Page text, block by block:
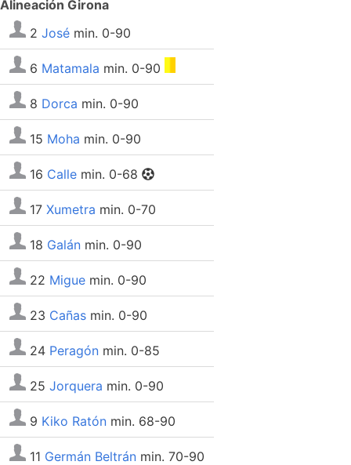
Alineación Girona
2 José min. 0-90
6 Matamala min. 0-90
8 Dorca min. 0-90
15 Moha min. 0-90
16 Calle min. 0-68
17 Xumetra min. 0-70
18 Galán min. 0-90
22 Migue min. 0-90
23 Cañas min. 0-90
24 Peragón min. 0-85
25 Jorquera min. 0-90
9 Kiko Ratón min. 68-90
11 Germán Beltrán min. 70-90